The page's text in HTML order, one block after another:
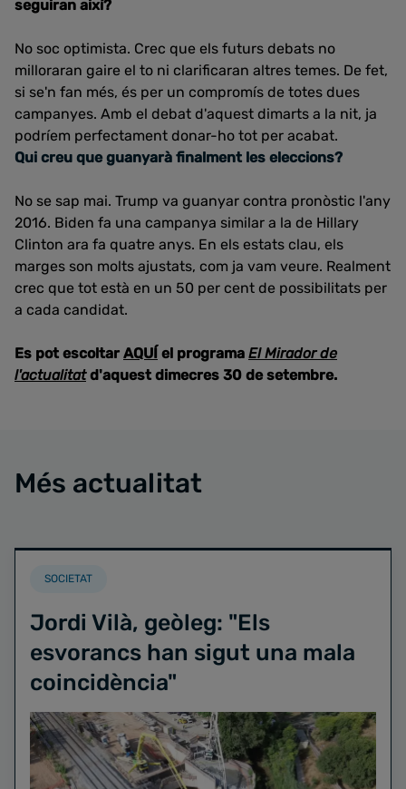
seguiran així?
No soc optimista. Crec que els futurs debats no
milloraran gaire el to ni clarificaran altres temes. De fet,
si se'n fan més, és per un compromís de totes dues
campanyes. Amb el debat d'aquest dimarts a la nit, ja
podríem perfectament donar-ho tot per acabat.
Qui creu que guanyarà finalment les eleccions?
No se sap mai. Trump va guanyar contra pronòstic l'any
2016. Biden fa una campanya similar a la de Hillary
Clinton ara fa quatre anys. En els estats clau, els
marges son molts ajustats, com ja vam veure. Realment
crec que tot està en un 50 per cent de possibilitats per
a cada candidat.
Es pot escoltar AQUÍ el programa El Mirador de
l'actualitatd'aquest dimecres 30 de setembre.
Més actualitat
SOCIETAT
Jordi Vilà, geòleg: "Els
esvorancs han sigut una mala
coincidència"